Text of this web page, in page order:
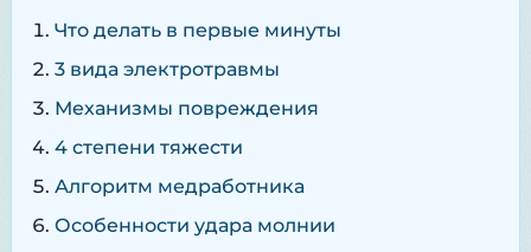
Что делать в первые минуты
3 вида электротравмы
Механизмы повреждения
4 степени тяжести
Алгоритм медработника
Особенности удара молнии